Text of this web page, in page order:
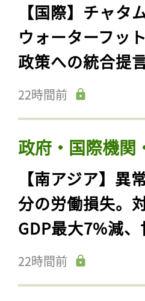
【国際】チャタ
ウォーターフッ
政策への統合提
22時間前
政府・国際機関
【南アジア】異
分の労働損失。
GDP最大7%減
22時間前